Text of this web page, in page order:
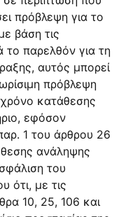
πρόβλεψη για το
βάση τις
το παρελθόν για τη
αυτός μπορεί
πρόβλεψη
κατάθεσης
εφόσον
1 του άρθρου 26
ανάληψης
του
ότι, με τις
10, 25, 106 και